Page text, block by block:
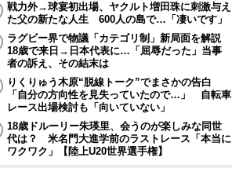
戦力外→球宴初出場、ヤクルト増田珠に刺激与え
た父の新たな人生 600人の島で…「凄いです」
ラグビー界で物議「カテゴリ制」新局面を解説
18歳で来日→日本代表に…「屈辱だった」当事
者の訴え、その結末は
りくりゅう木原“脱線トーク”でまさかの告白
「自分の方向性を見失っていたので…」 自転車
レース出場検討も「向いていない」
18歳ドルーリー朱瑛里、会うのが楽しみな同世
代は？ 米名門大進学前のラストレース「本当に
ワクワク」【陸上U20世界選手権】